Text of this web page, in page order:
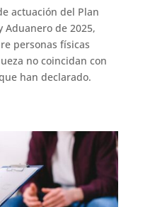
actuación del Plan
de 2025,
personas físicas
no coincidan con
han declarado.